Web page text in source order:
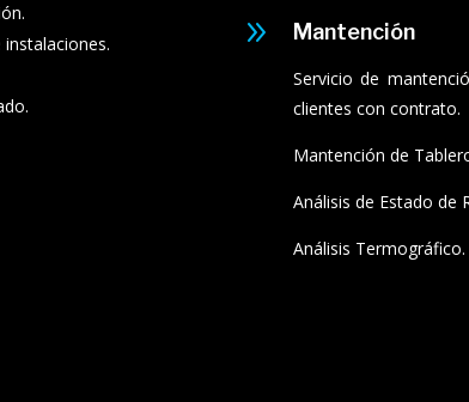
9 Mantención
Servicio de
clientes con contrato.
Mantención de
Análisis de Estado de
Análisis Termográfico.